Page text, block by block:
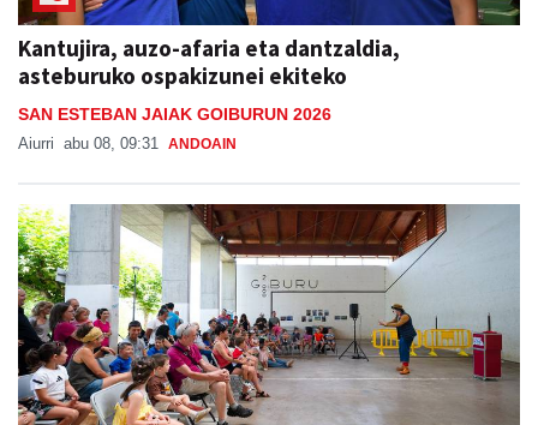
Kantujira, auzo-afaria eta dantzaldia,
asteburuko ospakizunei ekiteko
SAN ESTEBAN JAIAK GOIBURUN 2026
Aiurri abu 08, 09:31 ANDOAIN